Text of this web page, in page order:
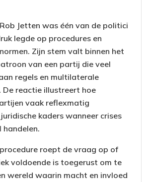
Jetten was één van de politici
legde op procedures en
Zijn stem valt binnen het
van een partij die veel
regels en multilaterale
De reactie illustreert hoe
vaak reflexmatig
kaders wanneer crises
handelen.
roept de vraag op of
voldoende is toegerust om te
wereld waarin macht en invloed